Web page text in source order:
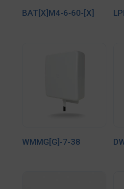
BAT[X]M4-6-60-[X]
WMMG[G]-7-38